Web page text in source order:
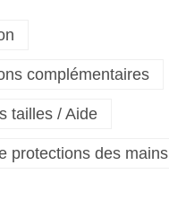
complémentaires
tailles / Aide
protections des mains